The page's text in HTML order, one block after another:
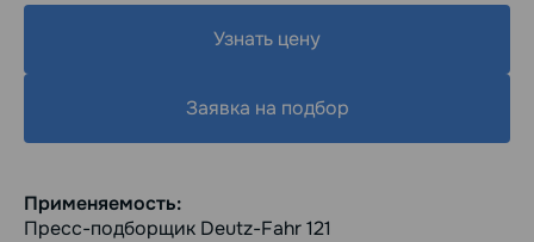
Узнать цену
Заявка на подбор
Применяемость:
Пресс-подборщик Deutz-Fahr 121